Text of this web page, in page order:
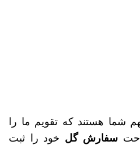
شما هستند که تقویم ما را
سفارش گل خود را ثبت